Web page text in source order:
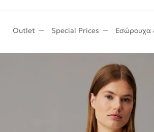
Outlet Special Prices Εσώρουχα